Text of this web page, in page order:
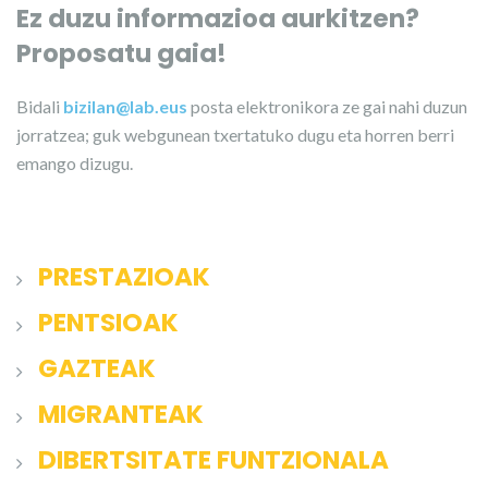
Ez duzu informazioa aurkitzen?
Proposatu gaia!
Bidali bizilan@lab.eus posta elektronikora ze gai nahi duzun
jorratzea; guk webgunean txertatuko dugu eta horren berri
emango dizugu.
PRESTAZIOAK
PENTSIOAK
GAZTEAK
MIGRANTEAK
DIBERTSITATE FUNTZIONALA